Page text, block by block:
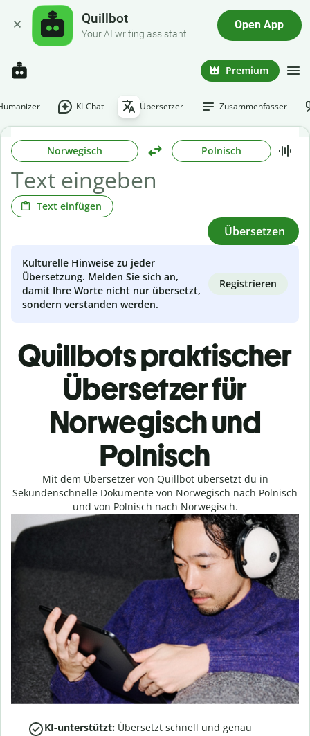
Quillbot
Your AI writing assistant
Open App
Premium
KI-Chat Übersetzer Zusammenfasser
Norwegisch Polnisch
Text einfügen
Übersetzen
Kulturelle Hinweise zu jeder
Übersetzung. Melden Sie sich an,
damit Ihre Worte nicht nur übersetzt,
sondern verstanden werden.
Registrieren
Quillbots praktischer
Übersetzer für
Norwegisch und
Polnisch
Mit dem Übersetzer von Quillbot übersetzt du in
Sekundenschnelle Dokumente von Norwegisch nach Polnisch
und von Polnisch nach Norwegisch.
KI-unterstützt: Übersetzt schnell und genau